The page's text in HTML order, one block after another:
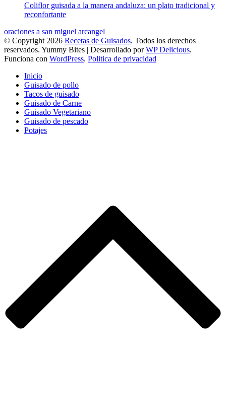
Coliflor guisada a la manera andaluza: un plato tradicional y
reconfortante
oraciones a san miguel arcangel
© Copyright 2026 Recetas de Guisados. Todos los derechos
reservados. Yummy Bites | Desarrollado porWP Delicious.
Funciona con WordPress. Politica de privacidad
Inicio
Guisado de pollo
Tacos de guisado
Guisado de Carne
Guisado Vegetariano
Guisado de pescado
Potajes